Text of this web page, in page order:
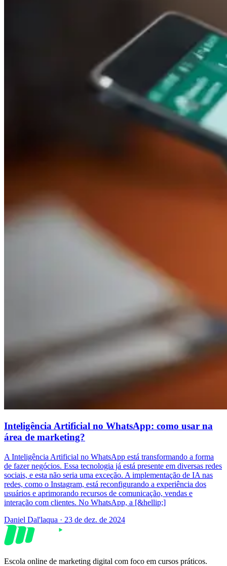
Inteligência Artificial no WhatsApp: como usar na
área de marketing?
A Inteligência Artificial no WhatsApp está transformando a forma
de fazer negócios. Essa tecnologia já está presente em diversas redes
sociais, e esta não seria uma exceção. A implementação de IA nas
redes, como o Instagram, está reconfigurando a experiência dos
usuários e aprimorando recursos de comunicação, vendas e
interação com clientes. No WhatsApp, a [&hellip;]
Daniel Dal'laqua · 23 de dez. de 2024
Escola online de marketing digital com foco em cursos práticos.